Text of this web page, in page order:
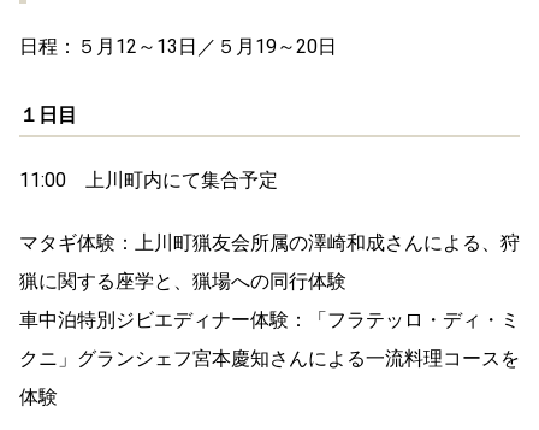
日程：５月12～13日／５月19～20日
１日目
11:00 上川町内にて集合予定
マタギ体験：上川町猟友会所属の澤崎和成さんによる、狩
猟に関する座学と、猟場への同行体験
車中泊特別ジビエディナー体験：「フラテッロ・ディ・ミ
クニ」グランシェフ宮本慶知さんによる一流料理コースを
体験